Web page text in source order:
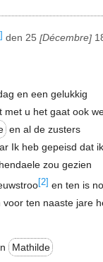
den 25 Décembre
en een gelukkig
met u het gaat ook
en al de zusters
Ik heb gepeisd dat
zou gezien
[2] en ten is
ten naaste jare
Mathilde